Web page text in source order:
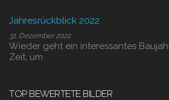
Jahresrückblick 2022
31. Dezember 2022
Wieder geht ein interessantes
Zeit, um
TOP BEWERTETE BILDER